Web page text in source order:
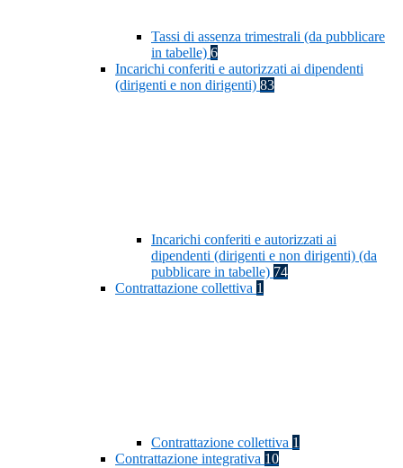
Tassi di assenza trimestrali (da pubblicare
in tabelle) 6
Incarichi conferiti e autorizzati ai dipendenti
(dirigenti e non dirigenti) 83
Incarichi conferiti e autorizzati ai
dipendenti (dirigenti e non dirigenti) (da
pubblicare in tabelle) 74
Contrattazione collettiva 1
Contrattazione collettiva 1
Contrattazione integrativa 10